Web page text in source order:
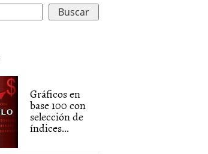
Gráficos en
base 100 con
selección de
índices...